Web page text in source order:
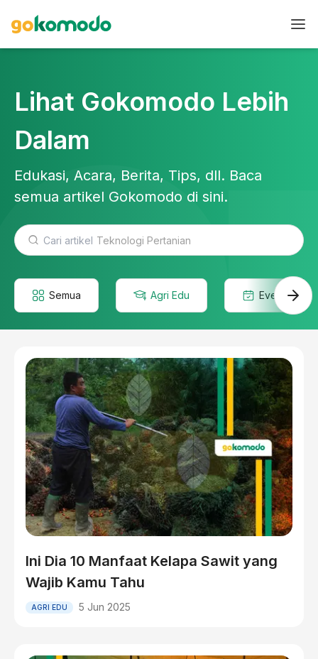
Lihat Gokomodo Lebih
Dalam
Edukasi, Acara, Berita, Tips, dll. Baca
semua artikel Gokomodo di sini.
Teknologi Pertanian
Semua Agri Edu Event
Ini Dia 10 Manfaat Kelapa Sawit yang
Wajib Kamu Tahu
AGRI EDU 5 Jun 2025